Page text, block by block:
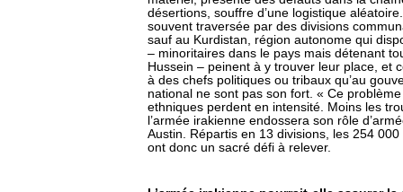
désertions, souffre d’une logistique
souvent traversée par des divisions
sauf au Kurdistan, région autonome qui
– minoritaires dans le pays mais détenant
Hussein – peinent à y trouver leur place, et
à des chefs politiques ou tribaux qu’au
national ne sont pas son fort. « Ce
ethniques perdent en intensité. Moins les
l’armée irakienne endossera son rôle
Austin. Répartis en 13 divisions, les 254
ont donc un sacré défi à relever.